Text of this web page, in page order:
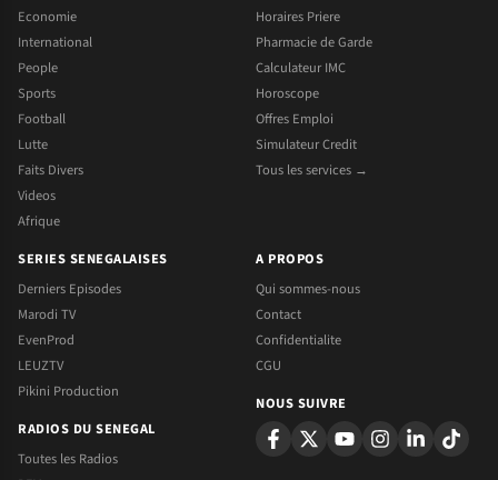
Economie
International
People
Sports
Football
Lutte
Faits Divers
Videos
Afrique
Horaires Priere
Pharmacie de Garde
Calculateur IMC
Horoscope
Offres Emploi
Simulateur Credit
Tous les services →
SERIES SENEGALAISES
Derniers Episodes
Marodi TV
EvenProd
LEUZTV
Pikini Production
RADIOS DU SENEGAL
Toutes les Radios
A PROPOS
Qui sommes-nous
Contact
Confidentialite
CGU
NOUS SUIVRE